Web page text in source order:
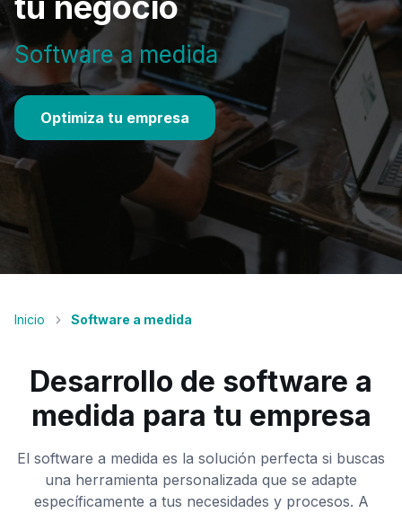
Software a medida
Optimiza tu empresa
Inicio Software a medida
Desarrollo de software a
medida para tu empresa
El software a medida es la solución perfecta si buscas
una herramienta personalizada que se adapte
específicamente a tus necesidades y procesos. A